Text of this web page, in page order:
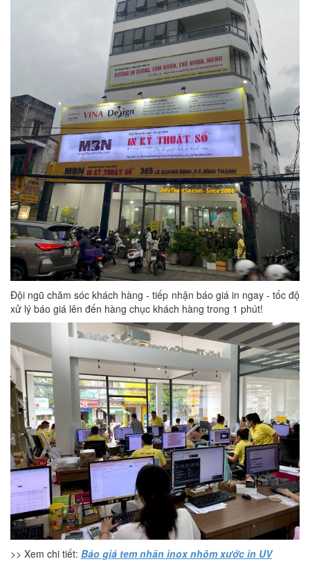
Đội ngũ chăm sóc khách hàng - tiếp nhận báo giá in ngay - tốc độ
xử lý báo giá lên đến hàng chục khách hàng trong 1 phút!
>> Xem chi tiết: Báo giá tem nhãn inox nhôm xước in UV